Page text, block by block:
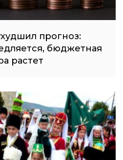
прогноз:
бюджетная
растет